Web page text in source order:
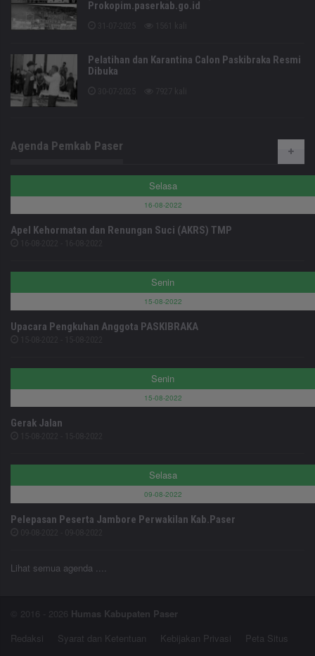
Prokopim.paserkab.go.id
Pelatihan dan Karantina Calon Paskibraka Resmi
Dibuka
Agenda Pemkab Paser
Selasa
16-08-2022
Apel Kehormatan dan Renungan Suci (AKRS) TMP
Senin
15-08-2022
Upacara Pengkuhan Anggota PASKIBRAKA
Senin
15-08-2022
Gerak Jalan
Selasa
09-08-2022
Pelepasan Peserta Jambore Perwakilan Kab.Paser
Lihat semua agenda ....
© 2016 - 2026 Humas Kabupaten Paser
Redaksi
Syarat dan Ketentuan Kebijakan Privasi Peta Situs